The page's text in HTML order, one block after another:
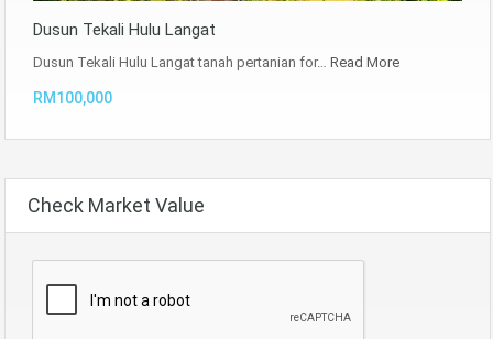
Dusun Tekali Hulu Langat
Dusun Tekali Hulu Langat tanah pertanian for… Read More
RM100,000
Check Market Value